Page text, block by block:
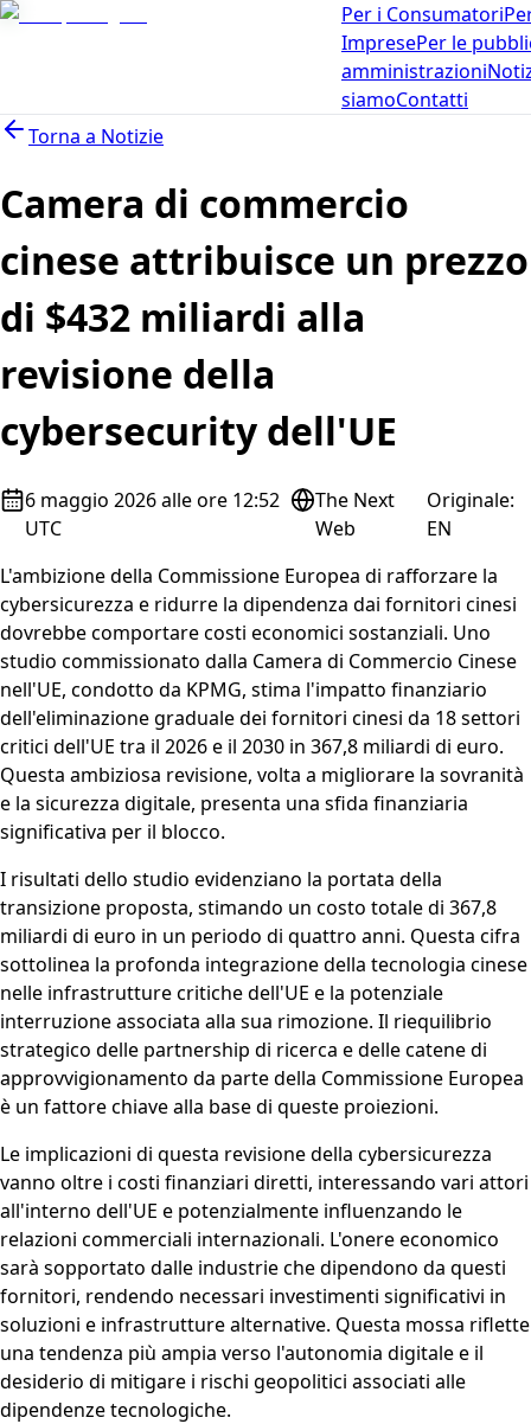
Per i Consumatori
ImpresePer le
amministrazioni
siamoContatti
Torna a Notizie
Camera di commercio
cinese attribuisce un prezzo
di $432 miliardi alla
revisione della
cybersecurity dell'UE
6 maggio 2026 alle ore 12:52
UTC
The Next
Web
Originale:
EN
L'ambizione della Commissione Europea di rafforzare la
cybersicurezza e ridurre la dipendenza dai fornitori cinesi
dovrebbe comportare costi economici sostanziali. Uno
studio commissionato dalla Camera di Commercio Cinese
nell'UE, condotto da KPMG, stima l'impatto finanziario
dell'eliminazione graduale dei fornitori cinesi da 18 settori
critici dell'UE tra il 2026 e il 2030 in 367,8 miliardi di euro.
Questa ambiziosa revisione, volta a migliorare la sovranità
e la sicurezza digitale, presenta una sfida finanziaria
significativa per il blocco.
I risultati dello studio evidenziano la portata della
transizione proposta, stimando un costo totale di 367,8
miliardi di euro in un periodo di quattro anni. Questa cifra
sottolinea la profonda integrazione della tecnologia cinese
nelle infrastrutture critiche dell'UE e la potenziale
interruzione associata alla sua rimozione. Il riequilibrio
strategico delle partnership di ricerca e delle catene di
approvvigionamento da parte della Commissione Europea
è un fattore chiave alla base di queste proiezioni.
Le implicazioni di questa revisione della cybersicurezza
vanno oltre i costi finanziari diretti, interessando vari attori
all'interno dell'UE e potenzialmente influenzando le
relazioni commerciali internazionali. L'onere economico
sarà sopportato dalle industrie che dipendono da questi
fornitori, rendendo necessari investimenti significativi in
soluzioni e infrastrutture alternative. Questa mossa riflette
una tendenza più ampia verso l'autonomia digitale e il
desiderio di mitigare i rischi geopolitici associati alle
dipendenze tecnologiche.